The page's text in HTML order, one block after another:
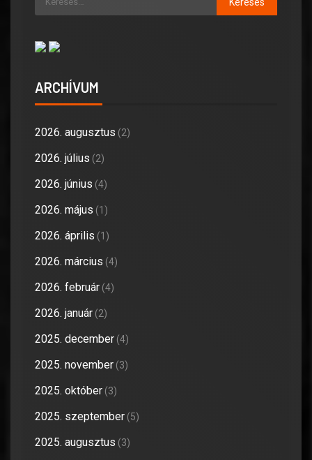
ARCHÍVUM
2026. augusztus (2)
2026. július (2)
2026. június (4)
2026. május (1)
2026. április (1)
2026. március (4)
2026. február (4)
2026. január (2)
2025. december (4)
2025. november (3)
2025. október (3)
2025. szeptember (5)
2025. augusztus (3)